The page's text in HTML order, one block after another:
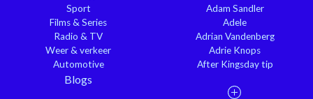
Sport
Films & Series
Radio & TV
Weer & verkeer
Automotive
Blogs
Adam Sandler
Adele
Adrian Vandenberg
Adrie Knops
After Kingsday tip